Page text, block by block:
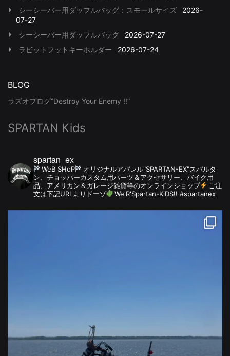
シーシーバー用ダッフルバッグ：スモールサイズ
2026-
07-27
シーシーバー用ダッフルバッグ
2026-07-27
ラビットフットキーホルダー
2026-07-24
BLOG
ラズオブログ”Destroy Your Enemy !!”
SPARTAN Kids
spartan_ex
WeB SHoP
オリジナルアパレル"SPARTAN-EX"スパルタ
ン、チョッパーカスタム用パーツ＆アクセサリー、バイク用
品、アメリカン＆ガレージ雑貨等のオンラインショップ
ご注
文は下記URLよりドーゾ
We'R'Spartan-KiDS!! #spartanex